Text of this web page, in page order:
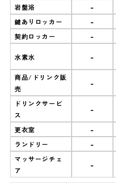
岩盤浴 -
鍵ありロッカー -
契約ロッカー -
水素水 -
商品/ドリンク販
売
-
ドリンクサービ
ス
-
更衣室 -
ランドリー -
マッサージチェ
ア
-